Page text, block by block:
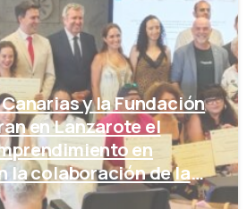
y la Fundación
en Lanzarote el
en
la colaboración de la